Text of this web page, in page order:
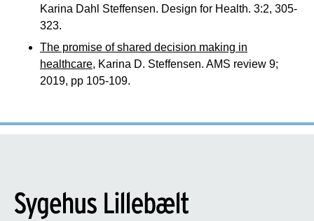
Karina Dahl Steffensen. Design for Health. 3:2, 305-
323.
The promise of shared decision making in
healthcare, Karina D. Steffensen. AMS review 9;
2019, pp 105-109.